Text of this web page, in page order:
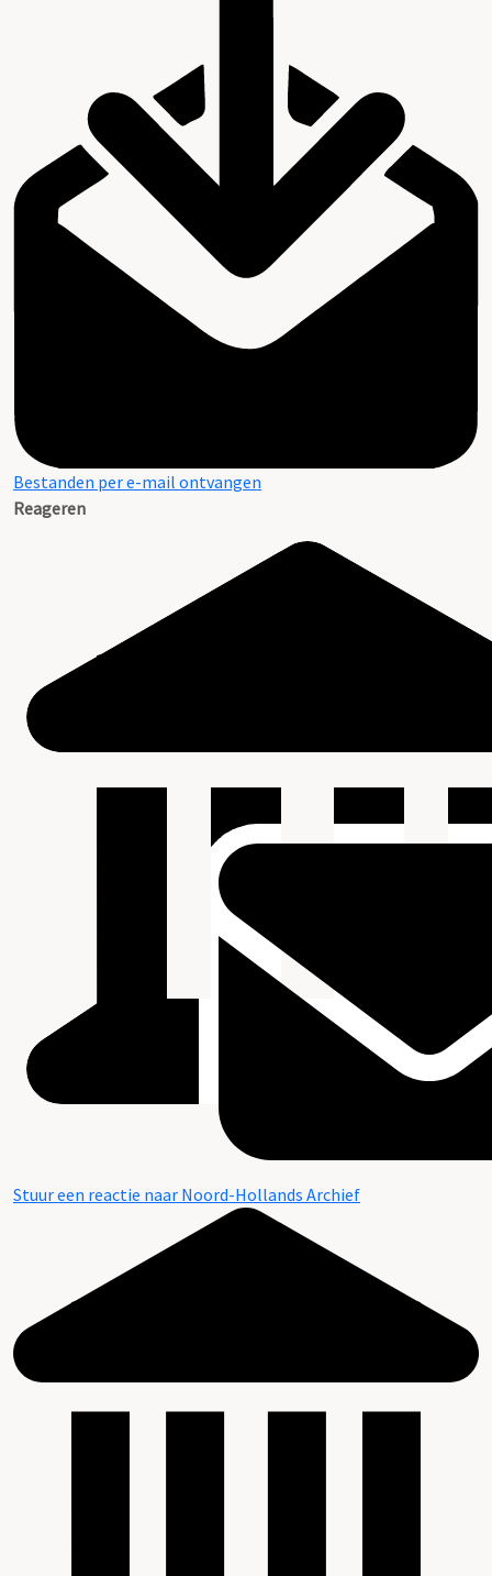
Bestanden per e-mail ontvangen
Reageren
Stuur een reactie naar Noord-Hollands Archief